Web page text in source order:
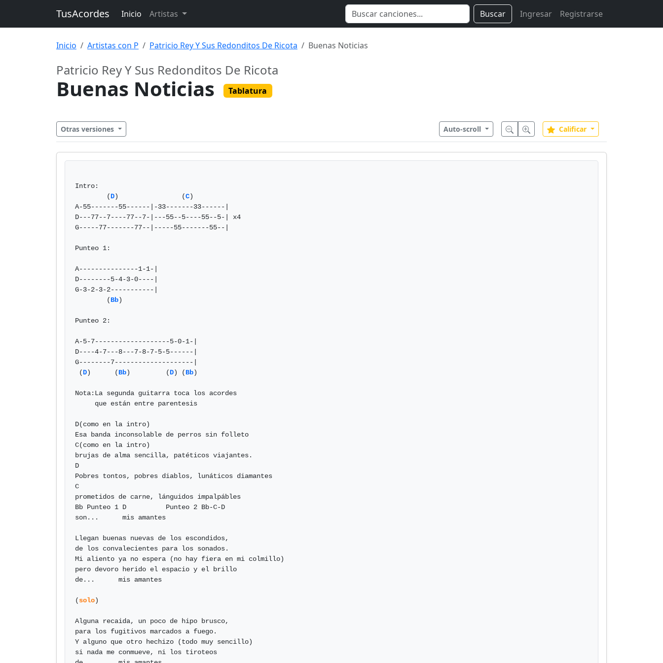
TusAcordes Inicio Artistas Buscar Ingresar Registrarse
Inicio Artistas con P Patricio Rey Y Sus Redonditos De Ricota Buenas Noticias
Patricio Rey Y Sus Redonditos De Ricota
Buenas Noticias Tablatura
Otras versiones Auto-scroll Calificar
Intro:
        (
D)                (C)
A-55-------55------|-33-------33------|
D---77--7----77--7-|---55--5----55--5-| x4
G-----77-------77--|-----55-------55--|
Punteo 1:
A---------------1-1-|
D--------5-4-3-0----|
G-3-2-3-2-----------|
        (
Bb)
Punteo 2:
A-5-7-------------------5-0-1-|
D----4-7---8---7-8-7-5-5------|
G--------7--------------------|
(D)      (Bb)         (D) (Bb)
Nota:La segunda guitarra toca los acordes
D(como en la intro)
Esa banda inconsolable de perros sin folleto
C(como en la intro)
brujas de alma sencilla, patéticos viajantes.
D
Pobres tontos, pobres diablos, lunáticos diamantes
C
prometidos de carne, lánguidos impalpábles
Bb Punteo 1 D          Punteo 2 Bb-C-D
son...      mis amantes
Llegan buenas nuevas de los escondidos,
de los convalecientes para los sonados.
Mi aliento ya no espera (no hay fiera en mi colmillo)
pero devoro herido el espacio y el brillo
de...      mis amantes
(solo)
Alguna recaida, un poco de hipo brusco,
para los fugitivos marcados a fuego.
Y alguno que otro hechizo (todo muy sencillo)
si nada me conmueve, ni los tiroteos